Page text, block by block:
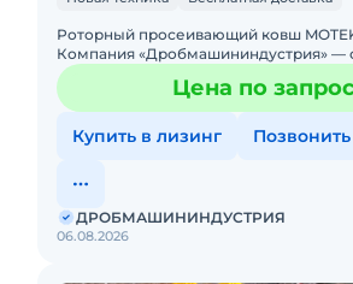
Роторный просеивающий ковш
Компания «Дробмашининдустрия» —
дилер MOTEK — предлагает
Цена по
Купить в лизинг Позвонить
06.08.2026
ДРОБМАШИНИНДУСТРИЯ